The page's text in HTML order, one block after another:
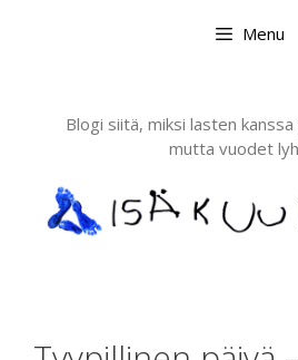
Menu
Blogi siitä, miksi lasten
mutta vuodet